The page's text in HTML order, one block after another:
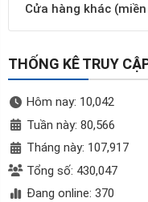
Cửa hàng khác
THỐNG KÊ TRUY
Hôm nay: 10,042
Tuần này: 80,566
Tháng này: 107,917
Tổng số: 430,047
Đang online: 370